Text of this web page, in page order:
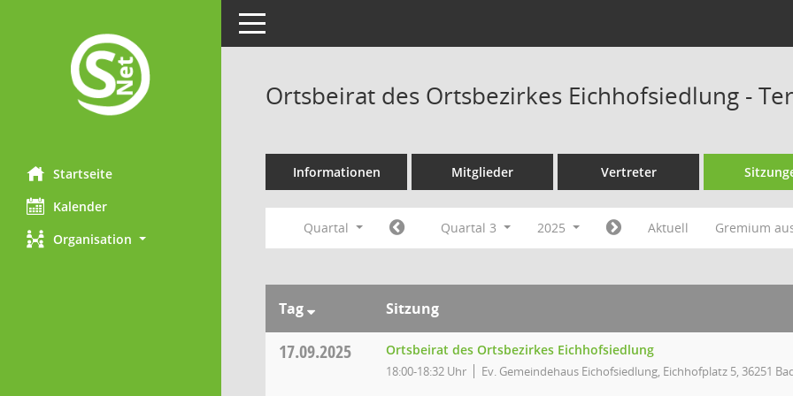
Startseite
Kalender
Organisation
Toggle navigation
Ortsbeirat des Ortsbezirkes Eichhofsiedlung -
Informationen Mitglieder Vertreter
Quartal Quartal 3 2025 Aktuell Gremium
Tag Sitzung
17.09.2025 Ortsbeirat des Ortsbezirkes Eichhofsiedlung
18:00-18:32 Uhr Ev. Gemeindehaus Eichofsiedlung, Eichhofplatz 5, 36251